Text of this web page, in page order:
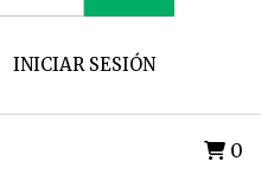
INICIAR SESIÓN
0